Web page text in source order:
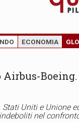
ECONOMIA
Airbus-
Stati Uniti e Unione
nel